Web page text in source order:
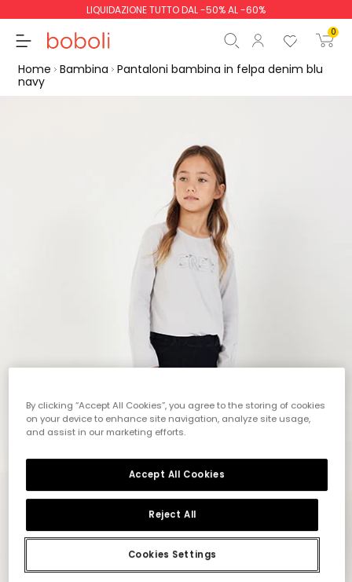
LIQUIDAZIONE TUTTO DAL -50% AL -60%
0
Inizio ordine
Home Bambina Pantaloni bambina in felpa denim blu
navy
By clicking “Accept All Cookies”, you agree to the storing of cookies
on your device to enhance site navigation, analyze site usage,
and assist in our marketing efforts.
Cookies Settings
Reject All
Accept All Cookies